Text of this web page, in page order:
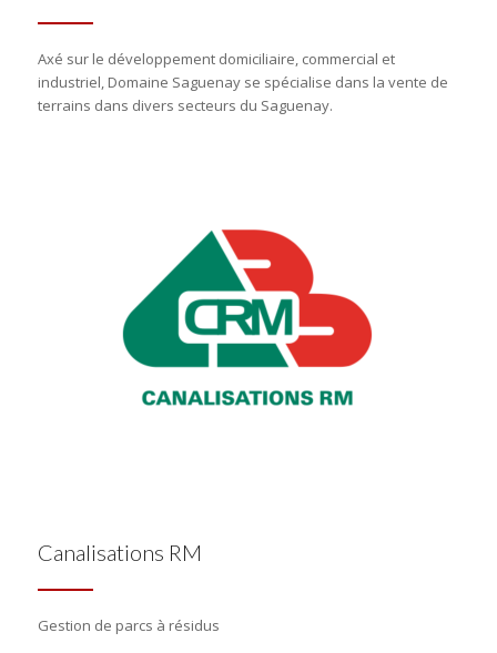
Axé sur le développement domiciliaire, commercial et
industriel, Domaine Saguenay se spécialise dans la vente de
terrains dans divers secteurs du Saguenay.
Canalisations RM
Gestion de parcs à résidus